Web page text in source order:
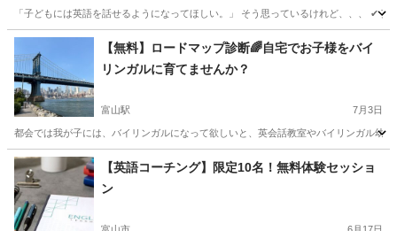
「子どもには英語を話せるようになってほしい。」 そう思っているけれど、、、
富山 滑川市 英会話 子ども
【無料】ロードマップ診断🌈自宅でお子様をバイ
リンガルに育てませんか？
富山駅 7月3日
都会では我が子には、バイリンガルになって欲しいと、英会話教室やバイリンガル幼
富山 富山市 富山駅 英会話 ママ
【英語コーチング】限定10名！無料体験セッショ
ン